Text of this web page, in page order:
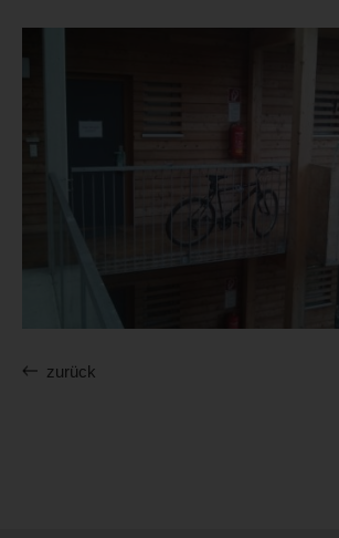
zurück